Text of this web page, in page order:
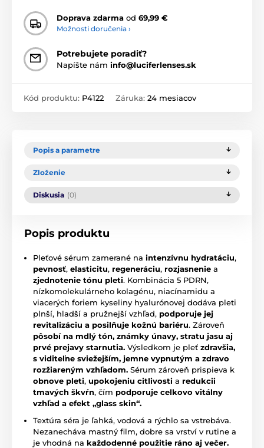
Doprava zdarma od 69,99 €
Možnosti doručenia ›
Potrebujete poradiť?
Napíšte nám info@luciferlenses.sk
Kód produktu: P4122 Záruka: 24 mesiacov
Popis a parametre
Zloženie
Diskusia (0)
Popis produktu
Pleťové sérum zamerané na intenzívnu hydratáciu,
pevnosť, elasticitu, regeneráciu, rozjasnenie a
zjednotenie tónu pleti. Kombinácia 5 PDRN,
nízkomolekulárneho kolagénu, niacínamidu a
viacerých foriem kyseliny hyalurónovej dodáva pleti
plnší, hladší a pružnejší vzhľad, podporuje jej
revitalizáciu a posilňuje kožnú bariéru. Zároveň
pôsobí na mdlý tón, známky únavy, stratu jasu aj
prvé prejavy starnutia. Výsledkom je pleť zdravšia,
s viditeľne sviežejším, jemne vypnutým a zdravo
rozžiareným vzhľadom. Sérum zároveň prispieva k
obnove pleti, upokojeniu citlivosti a redukcii
tmavých škvŕn, čím podporuje celkovo vitálny
vzhľad a efekt „glass skin“.
Textúra séra je ľahká, vodová a rýchlo sa vstrebáva.
Nezanecháva mastný film, dobre sa vrství v rutine a
je vhodná na každodenné použitie ráno aj večer.